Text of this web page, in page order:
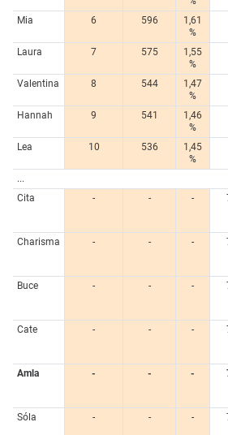
Mia
6 596
1,61
%
Laura
7 575
1,55
%
Valentina
8 544
1,47
%
Hannah
9 541
1,46
%
Lea
10 536
1,45
%
...
Cita
- - -
Charisma
- - -
Buce
- - -
Cate
- - -
Amla
- - -
Sóla
- - -